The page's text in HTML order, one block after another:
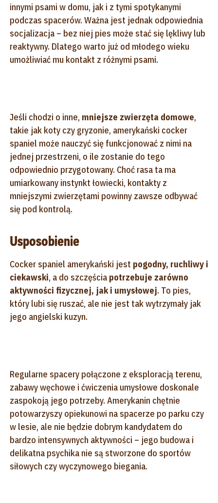
innymi psami w domu, jak i z tymi spotykanymi
podczas spacerów. Ważna jest jednak odpowiednia
socjalizacja – bez niej pies może stać się lękliwy lub
reaktywny. Dlatego warto już od młodego wieku
umożliwiać mu kontakt z różnymi psami.
Jeśli chodzi o inne, mniejsze zwierzęta domowe,
takie jak koty czy gryzonie, amerykański cocker
spaniel może nauczyć się funkcjonować z nimi na
jednej przestrzeni, o ile zostanie do tego
odpowiednio przygotowany. Choć rasa ta ma
umiarkowany instynkt łowiecki, kontakty z
mniejszymi zwierzętami powinny zawsze odbywać
się pod kontrolą.
Usposobienie
Cocker spaniel amerykański jest pogodny, ruchliwy i
ciekawski, a do szczęścia potrzebuje zarówno
aktywności fizycznej, jak i umysłowej. To pies,
który lubi się ruszać, ale nie jest tak wytrzymały jak
jego angielski kuzyn.
Regularne spacery połączone z eksploracją terenu,
zabawy węchowe i ćwiczenia umysłowe doskonale
zaspokoją jego potrzeby. Amerykanin chętnie
potowarzyszy opiekunowi na spacerze po parku czy
w lesie, ale nie będzie dobrym kandydatem do
bardzo intensywnych aktywności – jego budowa i
delikatna psychika nie są stworzone do sportów
siłowych czy wyczynowego biegania.